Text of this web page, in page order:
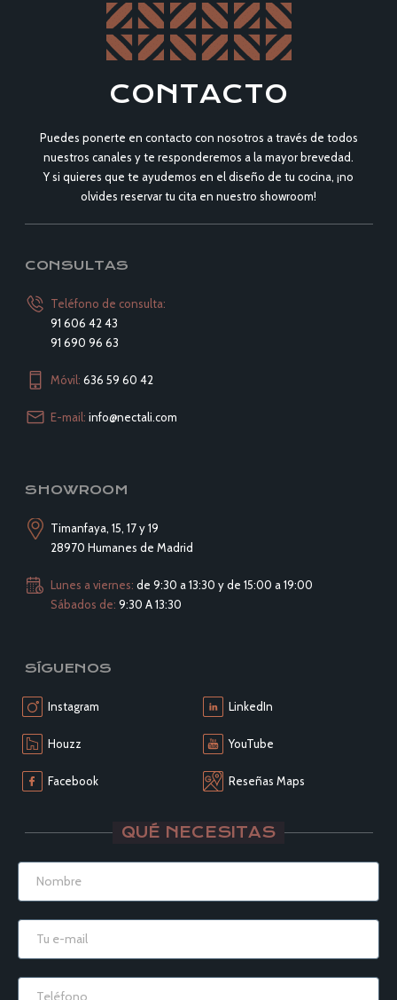
CONTACTO
Puedes ponerte en contacto con nosotros a través de todos
nuestros canales y te responderemos a la mayor brevedad.
Y si quieres que te ayudemos en el diseño de tu cocina, ¡no
olvides reservar tu cita en nuestro showroom!
CONSULTAS
Teléfono de consulta:
91 606 42 43
91 690 96 63
Móvil: 636 59 60 42
E-mail: info@nectali.com
SHOWROOM
Timanfaya, 15, 17 y 19
28970 Humanes de Madrid
Lunes a viernes: de 9:30 a 13:30 y de 15:00 a 19:00
Sábados de: 9:30 A 13:30
SÍGUENOS
Instagram
Houzz
Facebook
LinkedIn
YouTube
Reseñas Maps
QUÉ NECESITAS